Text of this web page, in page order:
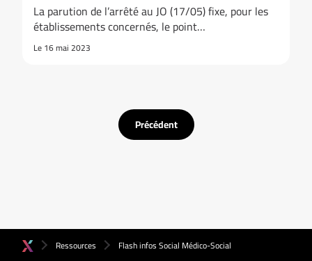
La parution de l’arrêté au JO (17/05) fixe, pour les
établissements concernés, le point…
Le 16 mai 2023
Précédent
Ressources Flash infos Social Médico-Social